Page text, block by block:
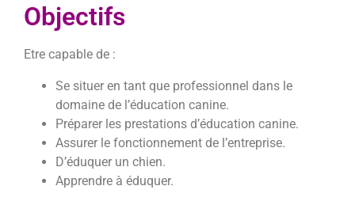
Objectifs
Etre capable de :
Se situer en tant que professionnel dans le
domaine de l’éducation canine.
Préparer les prestations d’éducation canine.
Assurer le fonctionnement de l’entreprise.
D’éduquer un chien.
Apprendre à éduquer.